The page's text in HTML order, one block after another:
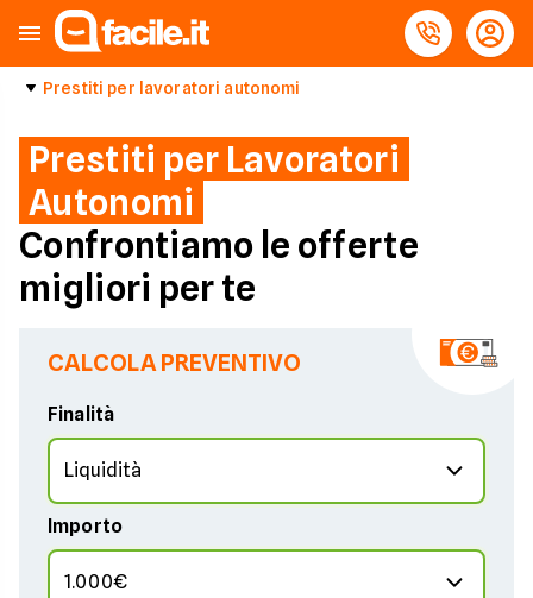
Prestiti per lavoratori autonomi
Prestiti per Lavoratori
Autonomi
Confrontiamo le offerte
migliori per te
CALCOLA PREVENTIVO
Finalità
Importo